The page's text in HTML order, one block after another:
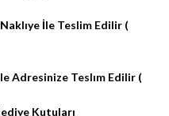
İle Teslim Edilir (
Adresinize Teslım Edilir (
Kutuları